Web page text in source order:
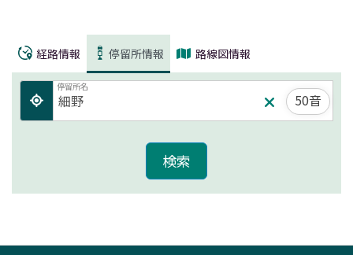
経路情報 停留所情報 路線図情報
停留所名
50音